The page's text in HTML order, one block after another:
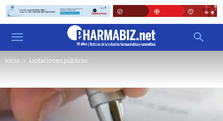
Inicio Licitaciones públicas